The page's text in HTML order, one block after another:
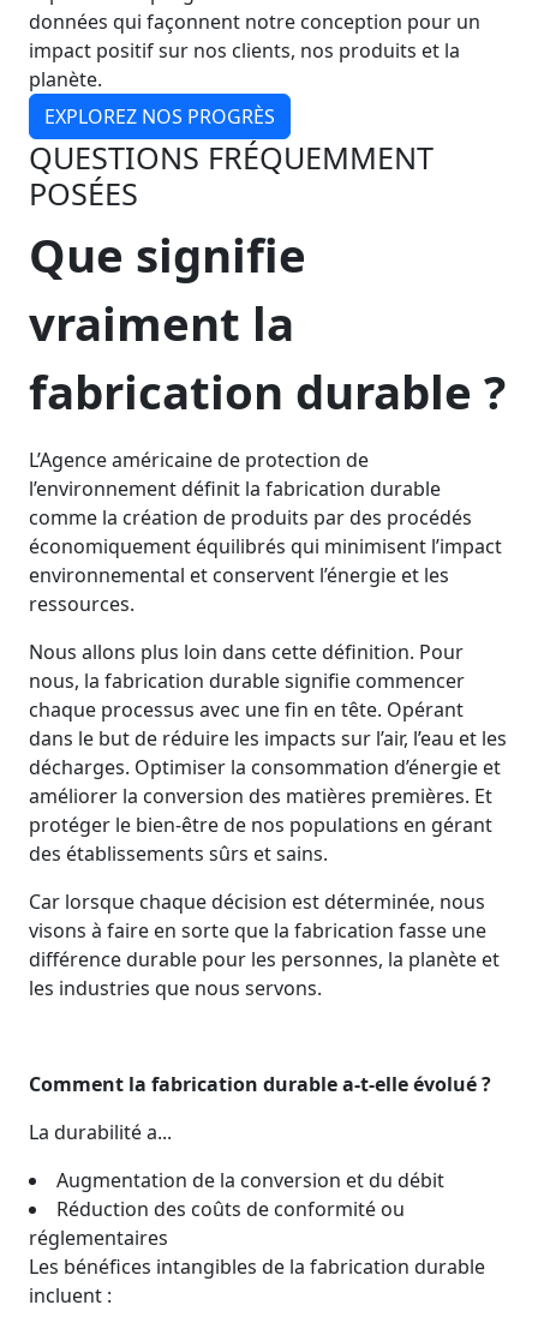
données qui façonnent notre conception pour un
impact positif sur nos clients, nos produits et la
planète.
EXPLOREZ NOS PROGRÈS
QUESTIONS FRÉQUEMMENT
POSÉES
Que signifie
vraiment la
fabrication durable ?
L’Agence américaine de protection de
l’environnement définit la fabrication durable
comme la création de produits par des procédés
économiquement équilibrés qui minimisent l’impact
environnemental et conservent l’énergie et les
ressources.
Nous allons plus loin dans cette définition. Pour
nous, la fabrication durable signifie commencer
chaque processus avec une fin en tête. Opérant
dans le but de réduire les impacts sur l’air, l’eau et les
décharges. Optimiser la consommation d’énergie et
améliorer la conversion des matières premières. Et
protéger le bien-être de nos populations en gérant
des établissements sûrs et sains.
Car lorsque chaque décision est déterminée, nous
visons à faire en sorte que la fabrication fasse une
différence durable pour les personnes, la planète et
les industries que nous servons.
Comment la fabrication durable a-t-elle évolué ?
La durabilité a...
Augmentation de la conversion et du débit
Réduction des coûts de conformité ou
réglementaires
Les bénéfices intangibles de la fabrication durable
incluent :